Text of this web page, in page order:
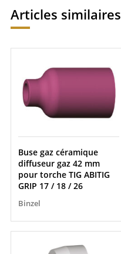
Articles similaires
Buse gaz céramique
diffuseur gaz 42 mm
pour torche TIG ABITIG
GRIP 17 / 18 / 26
Binzel